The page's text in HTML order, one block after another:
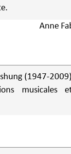
Anne
(1947-
musicales